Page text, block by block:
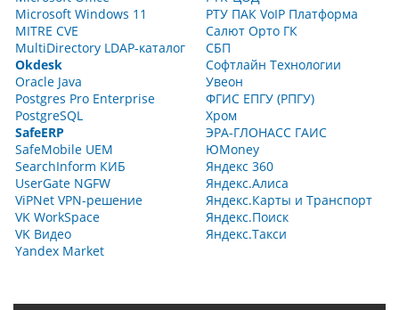
Microsoft Windows 11
MITRE CVE
MultiDirectory LDAP-каталог
Okdesk
Oracle Java
Postgres Pro Enterprise
PostgreSQL
SafeERP
SafeMobile UEM
SearchInform КИБ
UserGate NGFW
ViPNet VPN-решение
VK WorkSpace
VK Видео
Yandex Market
РТУ ПАК VoIP Платформа
Салют Орто ГК
СБП
Софтлайн Технологии
Увеон
ФГИС ЕПГУ (РПГУ)
Хром
ЭРА-ГЛОНАСС ГАИС
ЮMoney
Яндекс 360
Яндекс.Алиса
Яндекс.Карты и Транспорт
Яндекс.Поиск
Яндекс.Такси